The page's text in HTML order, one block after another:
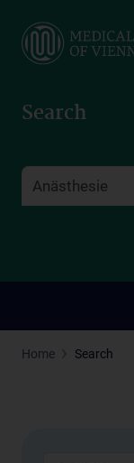
main
Search
Home Search